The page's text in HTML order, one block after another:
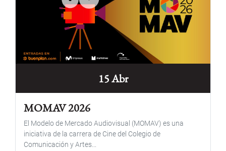
15 Abr
MOMAV 2026
El Modelo de Mercado Audiovisual (MOMAV) es una
iniciativa de la carrera de Cine del Colegio de
Comunicación y Artes...